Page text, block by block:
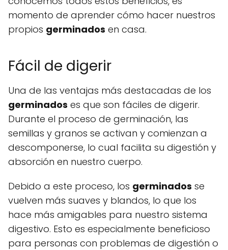
momento de aprender cómo hacer nuestros
propios germinados en casa.
Fácil de digerir
Una de las ventajas más destacadas de los
germinados es que son fáciles de digerir.
Durante el proceso de germinación, las
semillas y granos se activan y comienzan a
descomponerse, lo cual facilita su digestión y
absorción en nuestro cuerpo.
Debido a este proceso, los germinados se
vuelven más suaves y blandos, lo que los
hace más amigables para nuestro sistema
digestivo. Esto es especialmente beneficioso
para personas con problemas de digestión o